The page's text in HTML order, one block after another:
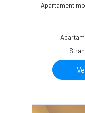
Apartament